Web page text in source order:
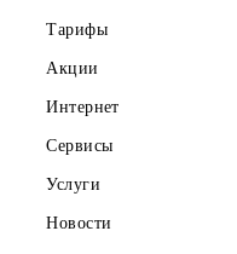
О компании
Партнерам
Правовая информация
Публичная оферта